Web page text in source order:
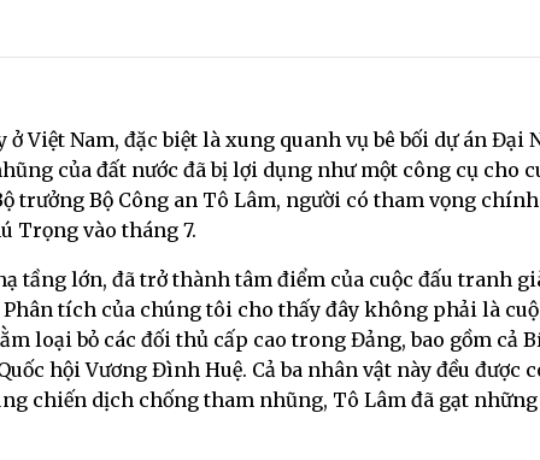
Việt Nam, đặc biệt là xung quanh vụ bê bối dự án
của đất nước đã bị lợi dụng như một công cụ cho
trưởng Bộ Công an Tô Lâm, người có tham vọng
Trọng vào tháng 7.
tầng lớn, đã trở thành tâm điểm của cuộc đấu tranh
tích của chúng tôi cho thấy đây không phải là
loại bỏ các đối thủ cấp cao trong Đảng, bao gồm
hội Vương Đình Huệ. Cả ba nhân vật này đều
chiến dịch chống tham nhũng, Tô Lâm đã gạt